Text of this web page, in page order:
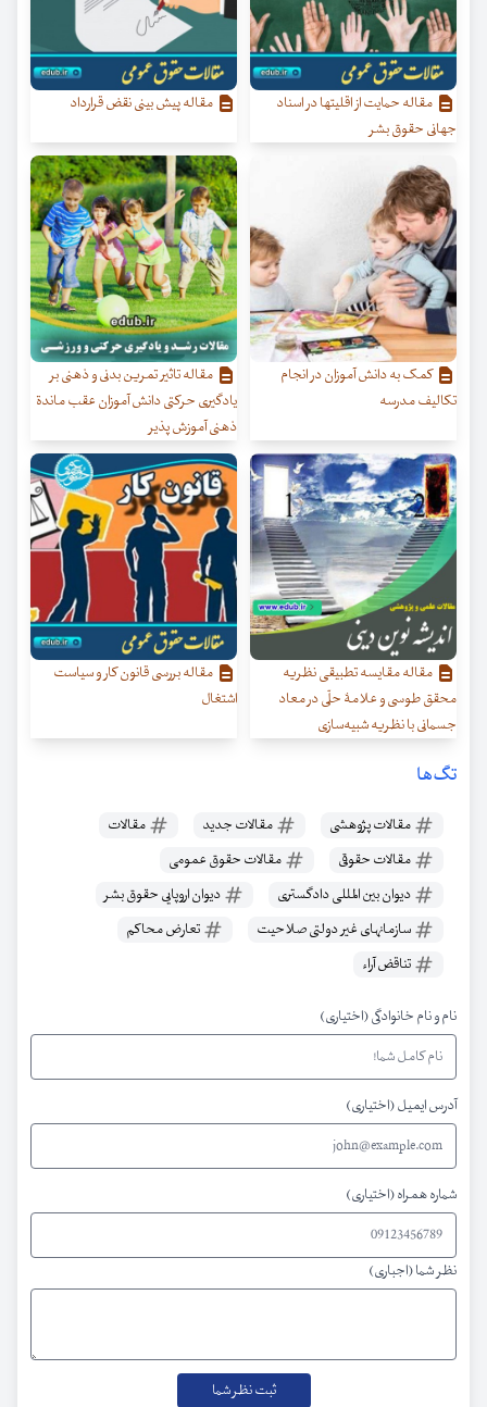
مقاله حمایت از اقلیتها در اسناد
جهانی حقوق بشر
مقاله پیش‌ بینی نقض قرارداد
کمک به دانش آموزان در انجام
تکالیف مدرسه
مقاله تاثیر تمرین بدنی و ذهنی بر
یادگیری حرکتی دانش آموزان عقب ماندة
ذهنی آموزش پذیر
مقاله مقایسه تطبیقی نظریه
محقق طوسی و علامۀ حلّی در معاد
جسمانی با نظریه شبیه‌سازی
مقاله بررسی قانون کار و سیاست
اشتغال
تگ‌ها
مقالات پژوهشی مقالات جدید
مقالات
مقالات حقوقی
مقالات حقوق عمومی
دیوان بین المللی دادگستری
دیوان اروپایی حقوق بشر
سازمانهای غیر دولتی صلاحیت
تعارض محاکم
تناقض آراء
نام و نام خانوادگی (اختیاری)
آدرس ایمیل (اختیاری)
شماره همراه (اختیاری)
نظر شما (اجباری)